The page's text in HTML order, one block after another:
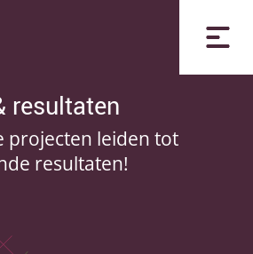
resultaten
projecten leiden tot
resultaten!